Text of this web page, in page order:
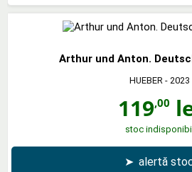
Arthur und Anton.
HUEBER - 2023
119,00
stoc
➤ alertă